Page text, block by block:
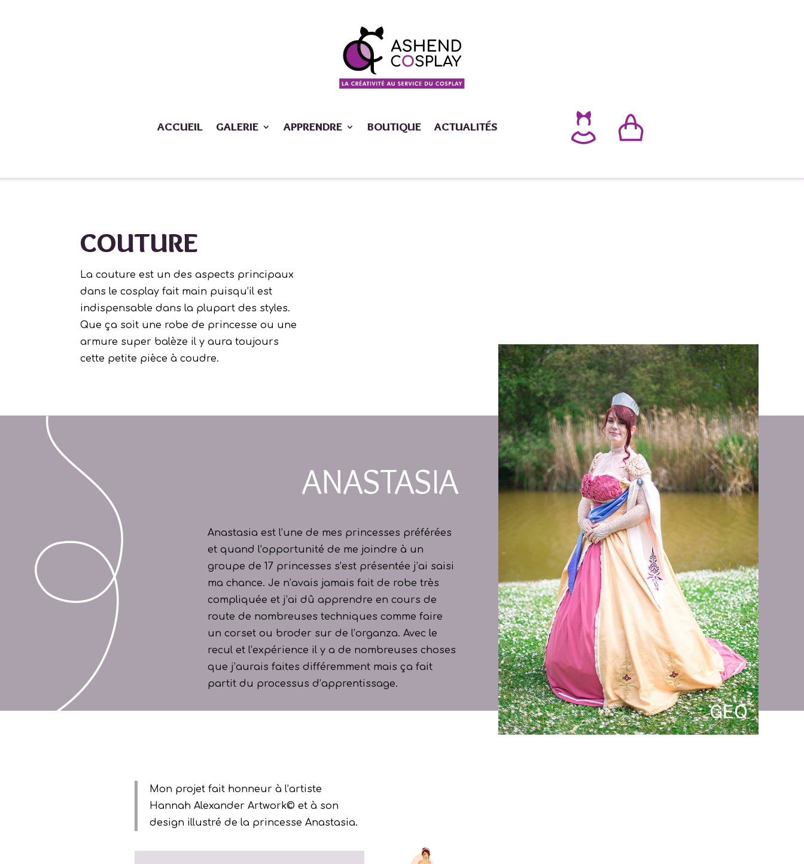
ACCUEIL GALERIE APPRENDRE BOUTIQUE ACTUALITÉS
COUTURE
La couture est un des aspects principaux
dans le cosplay fait main puisqu’il est
indispensable dans la plupart des styles.
Que ça soit une robe de princesse ou une
armure super balèze il y aura toujours
cette petite pièce à coudre.
ANASTASIA
Anastasia est l’une de mes princesses préférées
et quand l’opportunité de me joindre à un
groupe de 17 princesses s’est présentée j’ai saisi
ma chance. Je n’avais jamais fait de robe très
compliquée et j’ai dû apprendre en cours de
route de nombreuses techniques comme faire
un corset ou broder sur de l’organza. Avec le
recul et l’expérience il y a de nombreuses choses
que j’aurais faites différemment mais ça fait
partit du processus d’apprentissage.
Mon projet fait honneur à l’artiste
Hannah Alexander Artwork© et à son
design illustré de la princesse Anastasia.